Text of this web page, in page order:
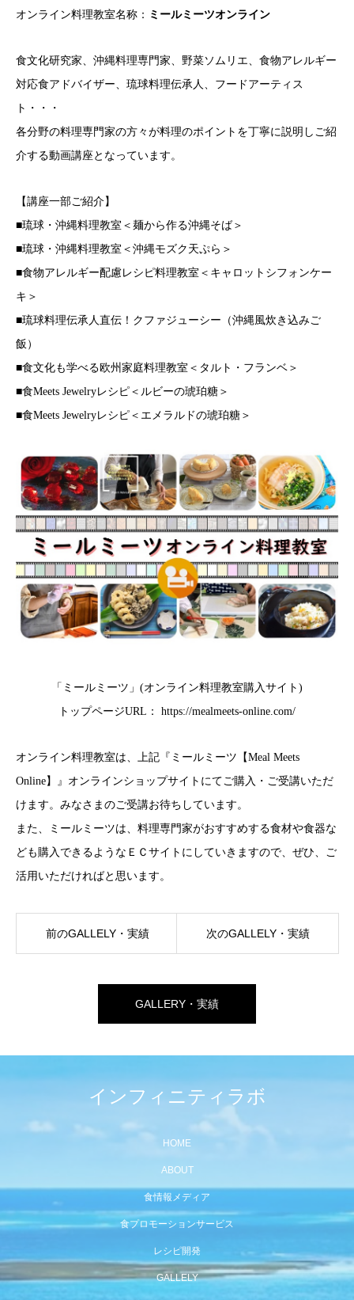
オンライン料理教室名称： ミールミーツオンライン
食文化研究家、沖縄料理専門家、野菜ソムリエ、食物アレルギー
対応食アドバイザー、琉球料理伝承人、フードアーティス
ト・・・
各分野の料理専門家の方々が料理のポイントを丁寧に説明しご紹
介する動画講座となっています。
【講座一部ご紹介】
■琉球・沖縄料理教室＜麺から作る沖縄そば＞
■琉球・沖縄料理教室＜沖縄モズク天ぷら＞
■食物アレルギー配慮レシピ料理教室＜キャロットシフォンケー
キ＞
■琉球料理伝承人直伝！クファジューシー（沖縄風炊き込みご
飯）
■食文化も学べる欧州家庭料理教室＜タルト・フランベ＞
■食Meets Jewelryレシピ＜ルビーの琥珀糖＞
■食Meets Jewelryレシピ＜エメラルドの琥珀糖＞
「ミールミーツ」(オンライン料理教室購入サイト)
トップページURL： https://mealmeets-online.com/
オンライン料理教室は、上記『ミールミーツ【Meal Meets
Online】』オンラインショップサイトにてご購入・ご受講いただ
けます。みなさまのご受講お待ちしています。
また、ミールミーツは、料理専門家がおすすめする食材や食器な
ども購入できるようなＥＣサイトにしていきますので、ぜひ、ご
活用いただければと思います。
前のGALLELY・実績 次のGALLELY・実績
GALLERY・実績
インフィニティラボ
HOME
ABOUT
食情報メディア
食プロモーションサービス
レシピ開発
GALLELY